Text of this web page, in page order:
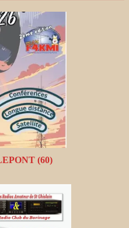
(60)